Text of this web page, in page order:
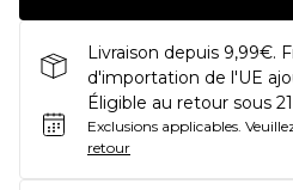
Livraison depuis 9,99€.
d'importation de l'UE
Éligible au retour sous
Exclusions applicables.
retour